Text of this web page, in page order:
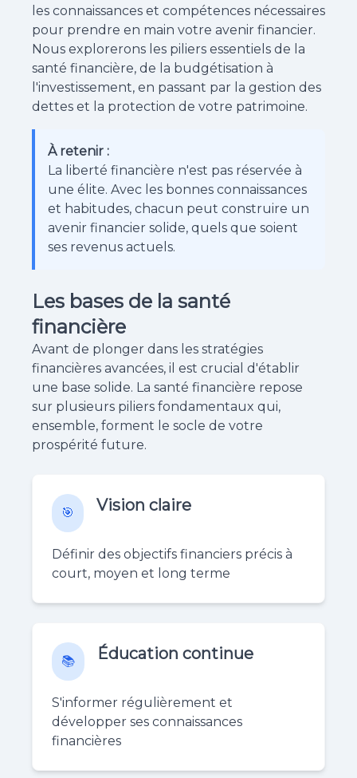
les connaissances et compétences nécessaires
pour prendre en main votre avenir financier.
Nous explorerons les piliers essentiels de la
santé financière, de la budgétisation à
l'investissement, en passant par la gestion des
dettes et la protection de votre patrimoine.
À retenir :
La liberté financière n'est pas réservée à
une élite. Avec les bonnes connaissances
et habitudes, chacun peut construire un
avenir financier solide, quels que soient
ses revenus actuels.
Les bases de la santé
financière
Avant de plonger dans les stratégies
financières avancées, il est crucial d'établir
une base solide. La santé financière repose
sur plusieurs piliers fondamentaux qui,
ensemble, forment le socle de votre
prospérité future.
🎯 Vision claire
Définir des objectifs financiers précis à
court, moyen et long terme
📚 Éducation continue
S'informer régulièrement et
développer ses connaissances
financières